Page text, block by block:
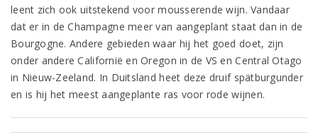
leent zich ook uitstekend voor mousserende wijn. Vandaar
dat er in de Champagne meer van aangeplant staat dan in de
Bourgogne. Andere gebieden waar hij het goed doet, zijn
onder andere Californië en Oregon in de VS en Central Otago
in Nieuw-Zeeland. In Duitsland heet deze druif spätburgunder
en is hij het meest aangeplante ras voor rode wijnen.